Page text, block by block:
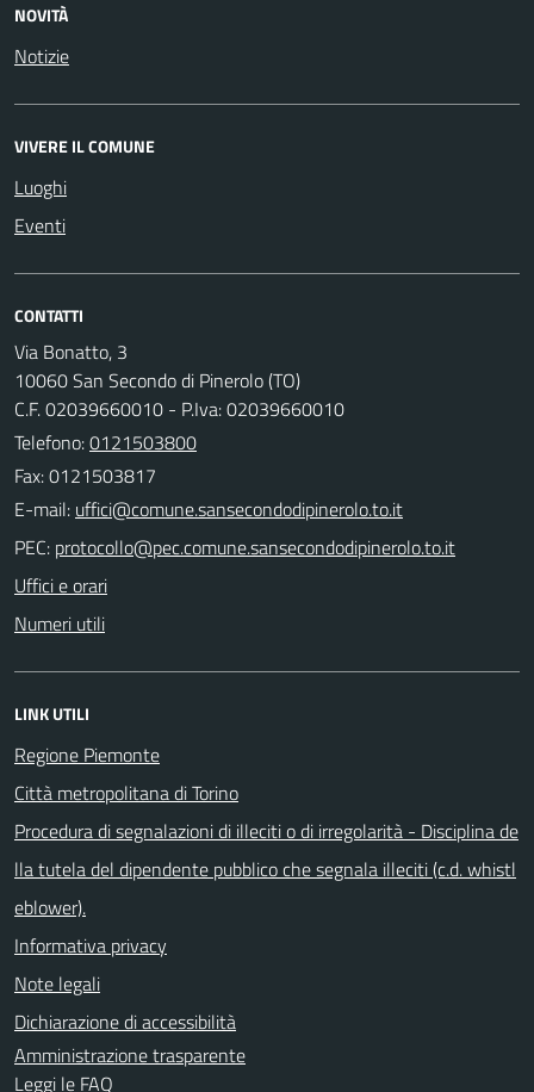
NOVITÀ
Notizie
VIVERE IL COMUNE
Luoghi
Eventi
CONTATTI
Via Bonatto, 3
10060 San Secondo di Pinerolo (TO)
C.F. 02039660010 - P.Iva: 02039660010
Telefono:0121503800
Fax: 0121503817
E-mail:
PEC:
Uffici e orari
Numeri utili
LINK UTILI
Regione Piemonte
Città metropolitana di Torino
Procedura di segnalazioni di illeciti o di irregolarità - Disciplina de
lla tutela del dipendente pubblico che segnala illeciti (c.d. whistl
eblower).
Informativa privacy
Note legali
Dichiarazione di accessibilità
Amministrazione trasparente
Leggi le FAQ